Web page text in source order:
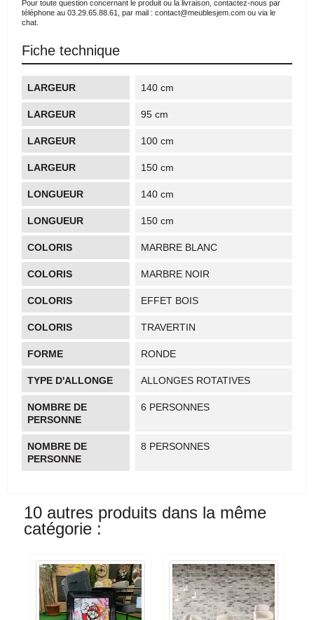
Pour toute question concernant le produit ou la livraison, contactez-nous par
téléphone au 03.29.65.88.61, par mail : contact@meublesjem.com ou via le
chat.
Fiche technique
LARGEUR 140 cm
LARGEUR 95 cm
LARGEUR 100 cm
LARGEUR 150 cm
LONGUEUR 140 cm
LONGUEUR 150 cm
COLORIS MARBRE BLANC
COLORIS MARBRE NOIR
COLORIS EFFET BOIS
COLORIS TRAVERTIN
FORME RONDE
TYPE D'ALLONGE ALLONGES ROTATIVES
NOMBRE DE
PERSONNE
6 PERSONNES
NOMBRE DE
PERSONNE
8 PERSONNES
10 autres produits dans la même
catégorie :